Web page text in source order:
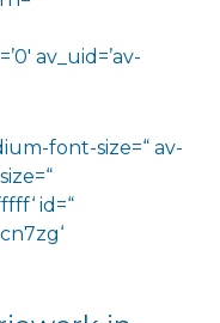
av_uid=’av-
font-size=“ av-
id=“